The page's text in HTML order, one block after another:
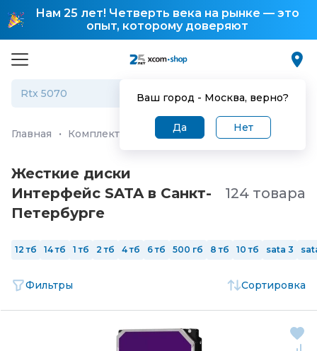
Нам 25 лет! Четверть века на рынке — это
опыт, которому доверяют
Ваш город - Москва, верно?
Да Нет
Главная · Комплектующие для ПК и ноутбуков
Жесткие диски
Интерфейс SATA в Санкт-
Петербургe
124 товара
12 тб 14 тб 1 тб 2 тб 4 тб 6 тб 500 гб 8 тб 10 тб sata 3
Фильтры Сортировка